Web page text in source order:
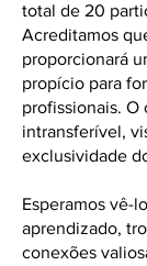
total de 20
Acreditamos
proporcionará
propício para
profissionais. O
intransferível,
exclusividade
Esperamos vê-
aprendizado,
conexões